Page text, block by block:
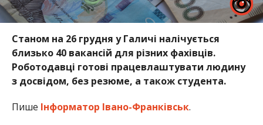
Станом на 26 грудня у Галичі налічується
близько 40 вакансій для різних фахівців.
Роботодавці готові працевлаштувати людину
з досвідом, без резюме, а також студента.
Пише Інформатор Івано-Франківськ.